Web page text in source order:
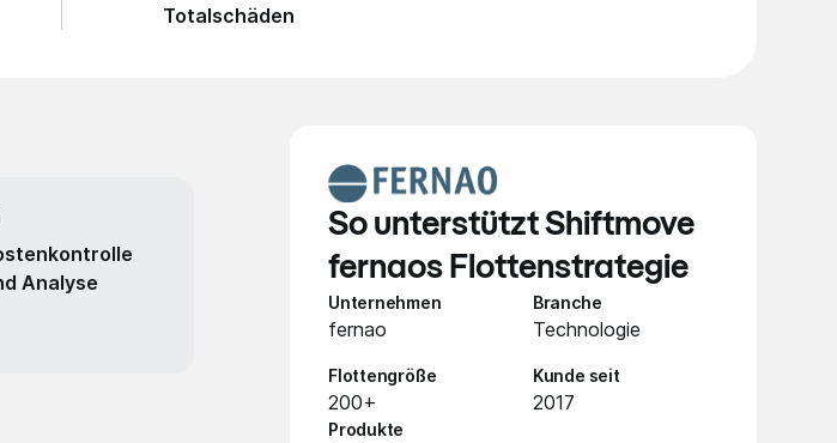
Totalschäden
Analyse
So unterstützt Shiftmove
fernaos Flottenstrategie
Unternehmen
fernao
Branche
Technologie
Flottengröße
200+
Kunde seit
2017
Produkte